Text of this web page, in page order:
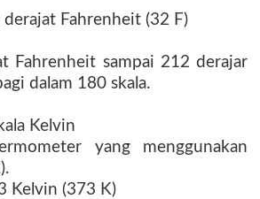
Fahrenheit (32 F)
Fahrenheit sampai 212 derajar
dalam 180 skala.
Kelvin
yang menggunakan
Kelvin (373 K)